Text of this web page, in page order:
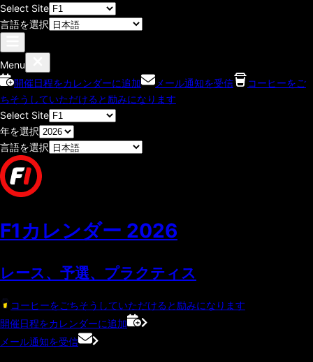
Select Site
言語を選択
Menu
開催日程をカレンダーに追加
メール通知を受信
コーヒーをご
ちそうしていただけると励みになります
Select Site
年を選択
言語を選択
F1カレンダー 2026
レース、予選、プラクティス
コーヒーをごちそうしていただけると励みになります
開催日程をカレンダーに追加
メール通知を受信